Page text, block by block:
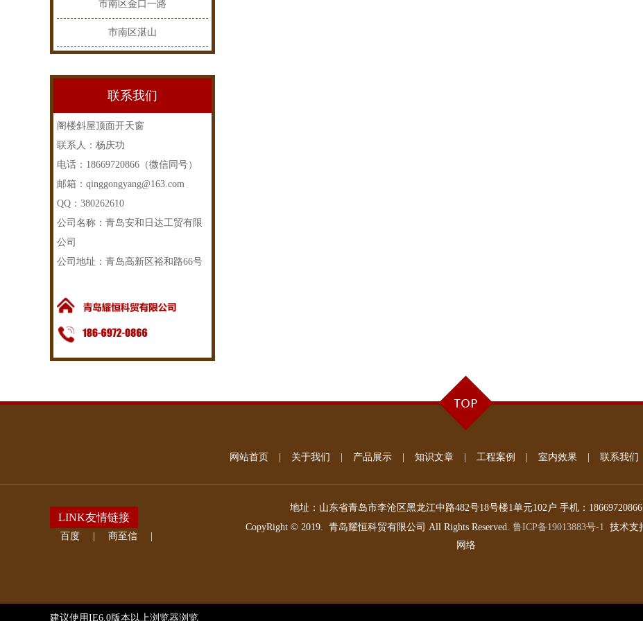
市南区金口一路
市南区湛山
联系我们
阁楼斜屋顶面开天窗
联系人：杨庆功
电话：18669720866（微信同号）
邮箱：qinggongyang@163.com
QQ：380262610
公司名称：青岛安和日达工贸有限
公司
公司地址：青岛高新区裕和路66号
网站首页 关于我们 产品展示 知识文章 工程案例 室内效果 联系我们
LINK友情链接
百度 商至信
地址： 山东省青岛市李沧区黑龙江中路482号18号楼1单元102户 手机： 18669720866
CopyRight © 2019. 青岛耀恒科贸有限公司 All Rights Reserved. 鲁ICP备19013883号-1 技术支
网络
建议使用IE6.0版本以上浏览器浏览